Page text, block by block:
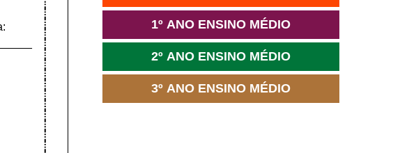
1º ANO ENSINO MÉDIO
2º ANO ENSINO MÉDIO
3º ANO ENSINO MÉDIO